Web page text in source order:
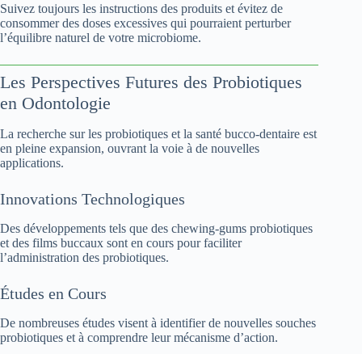
Suivez toujours les instructions des produits et évitez de
consommer des doses excessives qui pourraient perturber
l’équilibre naturel de votre microbiome.
Les Perspectives Futures des Probiotiques
en Odontologie
La recherche sur les probiotiques et la santé bucco-dentaire est
en pleine expansion, ouvrant la voie à de nouvelles
applications.
Innovations Technologiques
Des développements tels que des chewing-gums probiotiques
et des films buccaux sont en cours pour faciliter
l’administration des probiotiques.
Études en Cours
De nombreuses études visent à identifier de nouvelles souches
probiotiques et à comprendre leur mécanisme d’action.